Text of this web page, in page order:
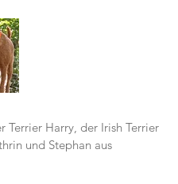
Terrier Harry, der Irish Terrier
und Stephan aus